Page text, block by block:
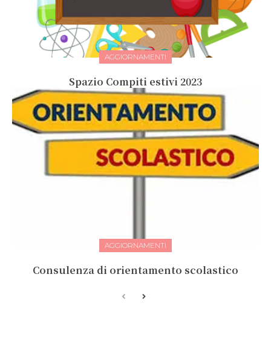
AGGIORNAMENTI
Spazio Compiti estivi 2023
AGGIORNAMENTI
Consulenza di orientamento scolastico